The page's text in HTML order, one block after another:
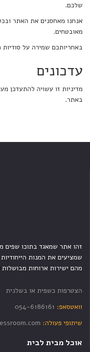
שלכם.
אנחנו מאחסנים את האתר
מאובטחים.
באחריותכם שמירה על
עדכונים
מדיניות זו עשויה להתעדכן
באתר.
זהו אתר שמאגד בתוכו שפים
שמציעים את המנות
מהם ישירות ארוחות
הצטרפות כשפית או בשלנית
וואטסאפ: 054-6186161
שיתופי פעולה:
אוכל מבית לבית